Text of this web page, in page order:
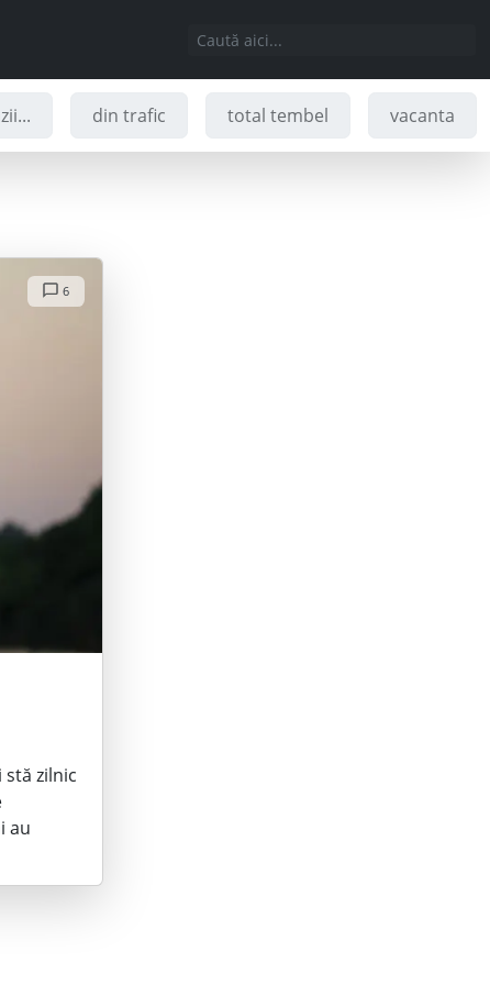
din trafic total tembel vacanta
6
stă zilnic
au